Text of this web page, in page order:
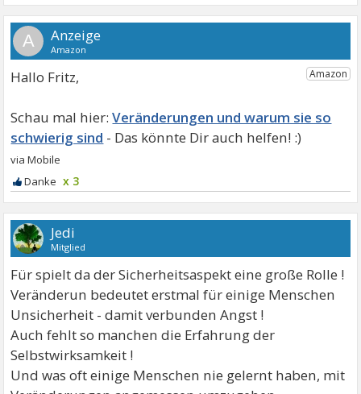
A
Hallo Fritz,
Veränderungen und warum sie so
schwierig sind
x 3
Jedi
Mitglied
Für spielt da der Sicherheitsaspekt eine große Rolle !
Veränderun bedeutet erstmal für einige Menschen
Unsicherheit - damit verbunden Angst !
Auch fehlt so manchen die Erfahrung der
Selbstwirksamkeit !
Und was oft einige Menschen nie gelernt haben, mit